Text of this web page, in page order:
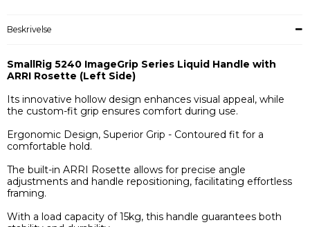
Beskrivelse
SmallRig 5240 ImageGrip Series Liquid Handle with
ARRI Rosette (Left Side)
Its innovative hollow design enhances visual appeal, while
the custom-fit grip ensures comfort during use.
Ergonomic Design, Superior Grip - Contoured fit for a
comfortable hold.
The built-in ARRI Rosette allows for precise angle
adjustments and handle repositioning, facilitating effortless
framing.
With a load capacity of 15kg, this handle guarantees both